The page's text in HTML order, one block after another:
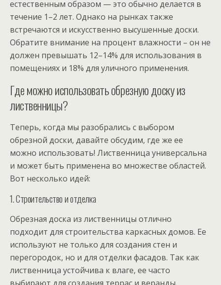
естественным образом — это обычно делается в
течение 1–2 лет. Однако на рынках также
встречаются и искусственно высушенные доски.
Обратите внимание на процент влажности – он не
должен превышать 12–14% для использования в
помещениях и 18% для уличного применения.
Где можно использовать обрезную доску из
лиственницы?
Теперь, когда мы разобрались с выбором
обрезной доски, давайте обсудим, где же ее
можно использовать! Лиственница универсальна
и может быть применена во множестве областей.
Вот несколько идей:
1. Строительство и отделка
Обрезная доска из лиственницы отлично
подходит для строительства каркасных домов. Ее
используют не только для создания стен и
перегородок, но и для отделки фасадов. Так как
лиственница устойчива к влаге, ее часто